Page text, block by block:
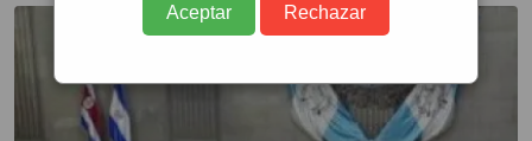
Aceptar Rechazar